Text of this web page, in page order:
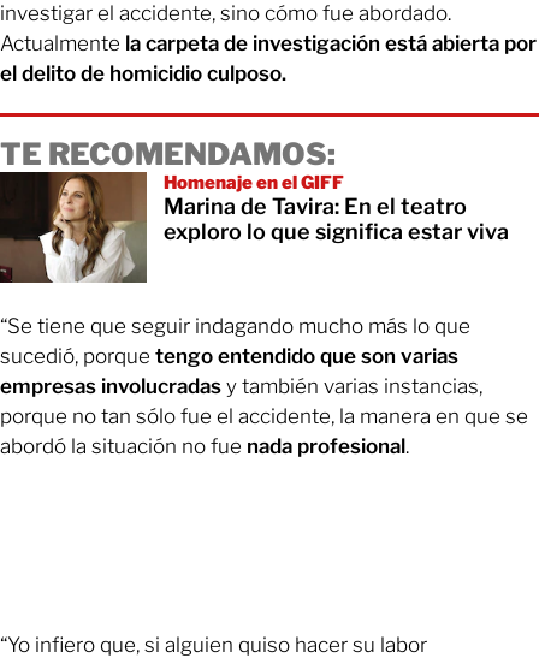
investigar el accidente, sino cómo fue abordado.
Actualmente la carpeta de investigación está abierta por
el delito de homicidio culposo.
TE RECOMENDAMOS:
Homenaje en el GIFF
Marina de Tavira: En el teatro
exploro lo que significa estar viva
“Se tiene que seguir indagando mucho más lo que
sucedió, porque tengo entendido que son varias
empresas involucradas y también varias instancias,
porque no tan sólo fue el accidente, la manera en que se
abordó la situación no fue nada profesional.
“Yo infiero que, si alguien quiso hacer su labor